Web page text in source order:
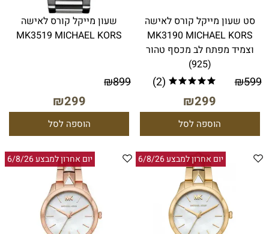
סט שעון מייקל קורס לאישה
MK3190 MICHAEL KORS
וצמיד מפתח לב מכסף טהור
(925)
₪599
₪299
(2)
הוספה לסל
שעון מייקל קורס לאישה
MK3519 MICHAEL KORS
₪899
₪299
הוספה לסל
יום אחרון למבצע 6/8/26 יום אחרון למבצע 6/8/26